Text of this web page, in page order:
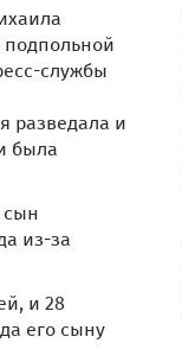
службы
разведала и
была
сын
из-за
и 28
его сыну